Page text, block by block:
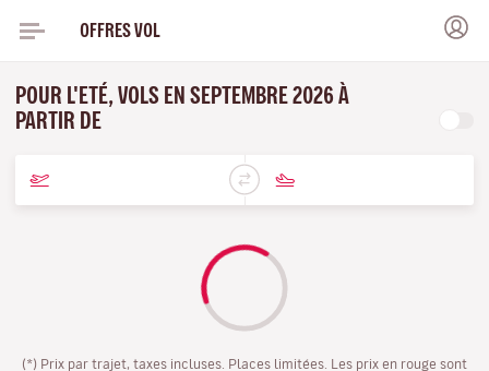
OFFRES VOL
POUR L'ETÉ, VOLS EN SEPTEMBRE 2026 À
PARTIR DE
(*) Prix par trajet, taxes incluses. Places limitées. Les prix en rouge sont